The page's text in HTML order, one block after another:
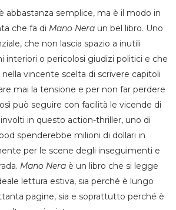
abbastanza semplice, ma è il modo in
che fa di Mano Neraun bel libro. Uno
che non lascia spazio a inutili
interiori o pericolosi giudizi politici e che
vincente scelta di scrivere capitoli
mai la tensione e per non far perdere
può seguire con facilità le vicende di
in questo action-thriller, uno di
spenderebbe milioni di dollari in
per le scene degli inseguimenti e
Mano Neraè un libro che si legge
lettura estiva, sia perché è lungo
pagine, sia e soprattutto perché è